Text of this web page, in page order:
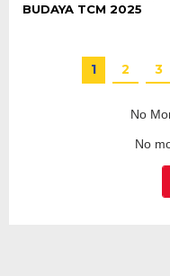
BUDAYA TCM 2025
1 2 3
No
No